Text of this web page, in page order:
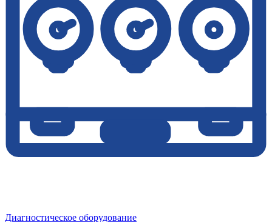
Диагностическое оборудование